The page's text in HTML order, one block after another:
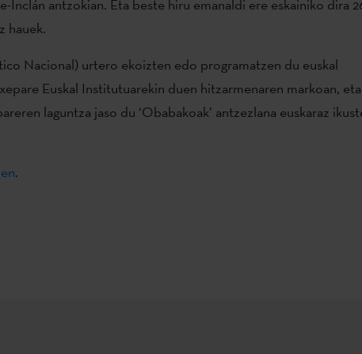
Inclán antzokian. Eta beste hiru emanaldi ere eskainiko dira
hauek.
Nacional) urtero ekoizten edo programatzen du euskal
Euskal Institutuarekin duen hitzarmenaren markoan, eta
laguntza jaso du ‘Obabakoak’ antzezlana euskaraz
.